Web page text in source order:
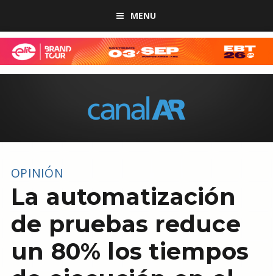
MENU
OPINIÓN
La automatización
de pruebas reduce
un 80% los tiempos